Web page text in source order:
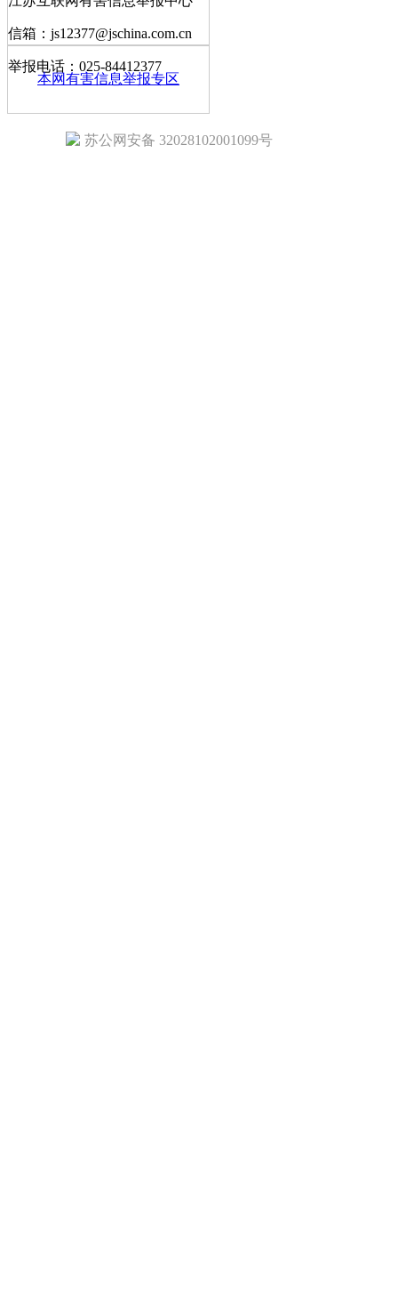
信箱：js12377@jschina.com.cn
举报电话：025-84412377
本网有害信息举报专区
苏公网安备 32028102001099号